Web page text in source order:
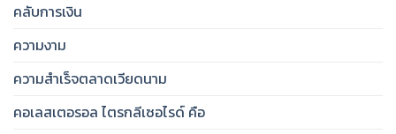
คลับการเงิน
ความงาม
ความสำเร็จตลาดเวียดนาม
คอเลสเตอรอล ไตรกลีเซอไรด์ คือ